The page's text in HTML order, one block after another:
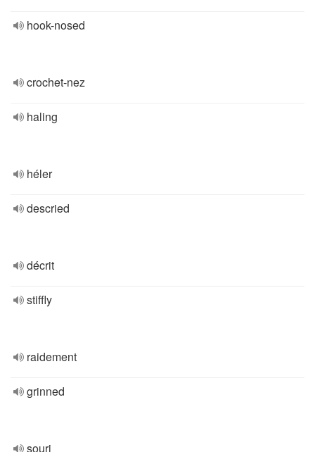
hook-nosed
crochet-nez
haling
héler
descried
décrit
stiffly
raidement
grinned
souri